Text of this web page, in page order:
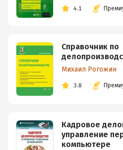
4.1
Справочник по
Михаил Рогожин
3.8
Кадровое
управление
компьютере